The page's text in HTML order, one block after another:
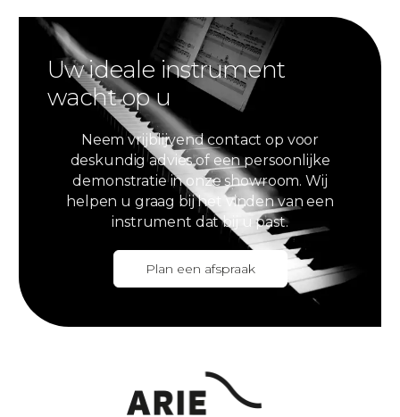
Uw ideale instrument
wacht op u
Neem vrijblijvend contact op voor
deskundig advies of een persoonlijke
demonstratie in onze showroom. Wij
helpen u graag bij het vinden van een
instrument dat bij u past.
Plan een afspraak